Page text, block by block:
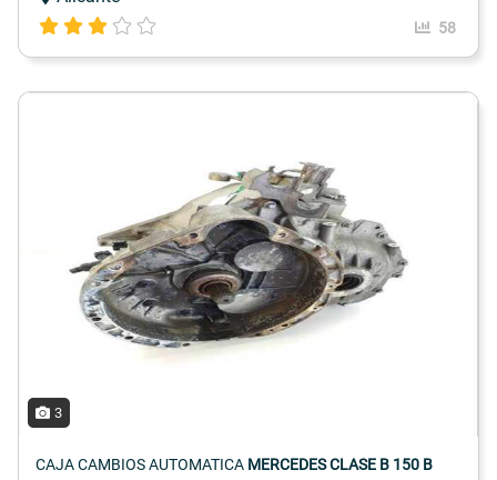
58
3
CAJA CAMBIOS AUTOMATICA MERCEDES CLASE B 150 B